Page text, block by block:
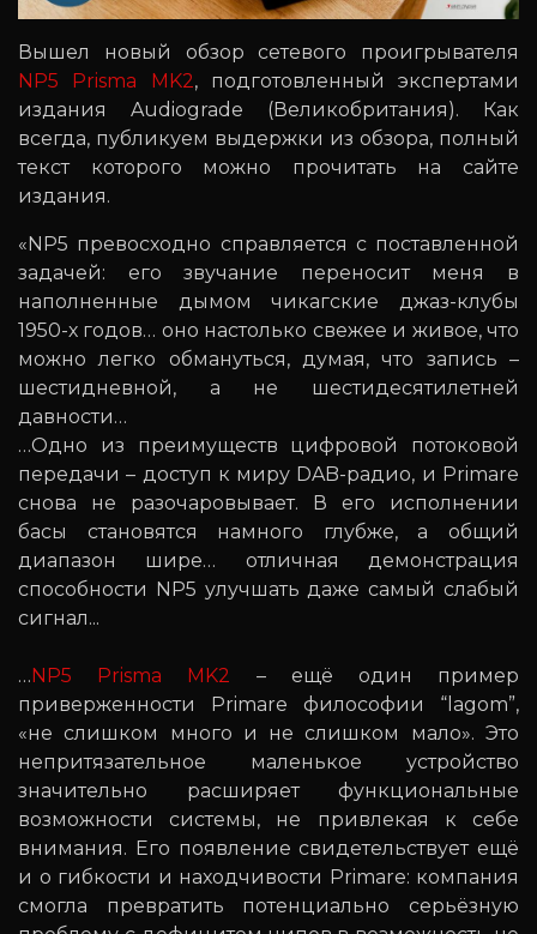
Вышел новый обзор сетевого проигрывателя
NP5 Prisma MK2, подготовленный экспертами
издания Audiograde (Великобритания). Как
всегда, публикуем выдержки из обзора, полный
текст которого можно прочитать на сайте
издания.
«NP5 превосходно справляется с поставленной
задачей: его звучание переносит меня в
наполненные дымом чикагские джаз-клубы
1950-х годов… оно настолько свежее и живое, что
можно легко обмануться, думая, что запись –
шестидневной, а не шестидесятилетней
давности…
…Одно из преимуществ цифровой потоковой
передачи – доступ к миру DAB-радио, и Primare
снова не разочаровывает. В его исполнении
басы становятся намного глубже, а общий
диапазон шире… отличная демонстрация
способности NP5 улучшать даже самый слабый
сигнал...
…NP5 Prisma MK2
– ещё один пример
приверженности Primare философии “lagom”,
«не слишком много и не слишком мало». Это
непритязательное маленькое устройство
значительно расширяет функциональные
возможности системы, не привлекая к себе
внимания. Его появление свидетельствует ещё
и о гибкости и находчивости Primare: компания
смогла превратить потенциально серьёзную